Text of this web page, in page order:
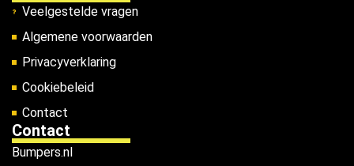
Veelgestelde vragen
Algemene voorwaarden
Privacyverklaring
Cookiebeleid
Contact
Contact
Bumpers.nl